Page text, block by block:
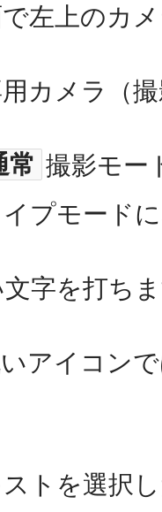
左上のカメ
カメラ（撮
常 撮影モー
プモードに
字を打ちま
アイコンで
トを選択し